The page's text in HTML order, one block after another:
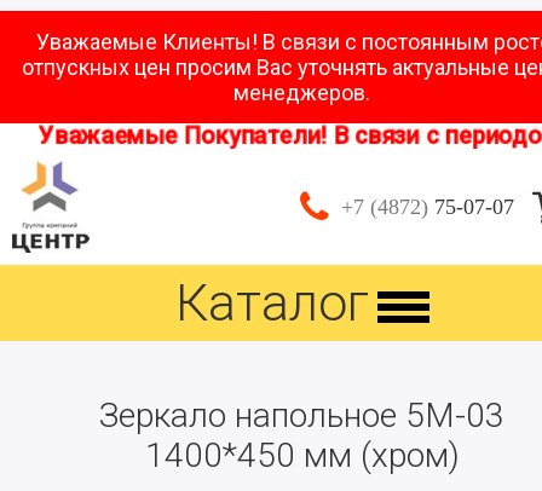
Уважаемые Клиенты! В связи с постоянным
отпускных цен просим Вас уточнять актуальные
менеджеров.
Уважаемые Покупатели! В связи с
+7 (4872) 75-07-07
Каталог
Зеркало напольное 5М-03
1400*450 мм (хром)